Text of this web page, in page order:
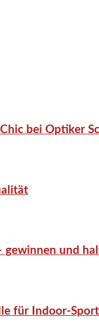
bei Optiker
und
für Indoor-